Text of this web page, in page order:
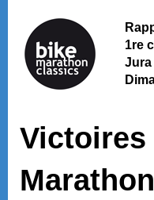
1re
Jura
Victoires